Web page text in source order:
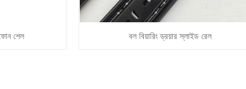
শেল বল বিয়ারিং ড্রয়ার স্লাইড রেল